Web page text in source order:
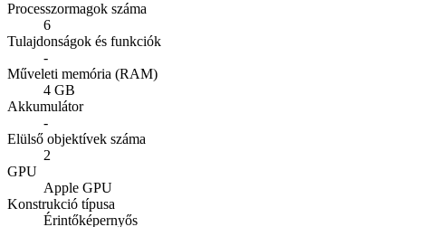
Processzormagok száma
6
Tulajdonságok és funkciók
-
Műveleti memória (RAM)
4 GB
Akkumulátor
-
Elülső objektívek száma
2
GPU
Apple GPU
Konstrukció típusa
Érintőképernyős